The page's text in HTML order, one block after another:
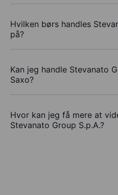
Hvilken børs handles
på?
Kan jeg handle Stevanato
Saxo?
Hvor kan jeg få mere at
Stevanato Group S.p.A.?